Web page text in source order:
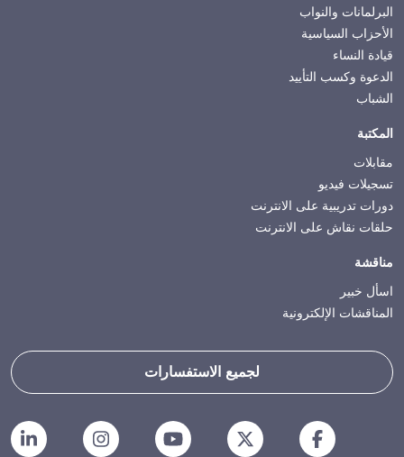
البرلمانات والنواب
الأحزاب السياسية
قيادة النساء
الدعوة وكسب التأييد
الشباب
المكتبة
مقابلات
تسجيلات فيديو
دورات تدريبية على الانترنت
حلقات نقاش على الانترنت
مناقشة
اسأل خبير
المناقشات الإلكترونية
لجميع الاستفسارات